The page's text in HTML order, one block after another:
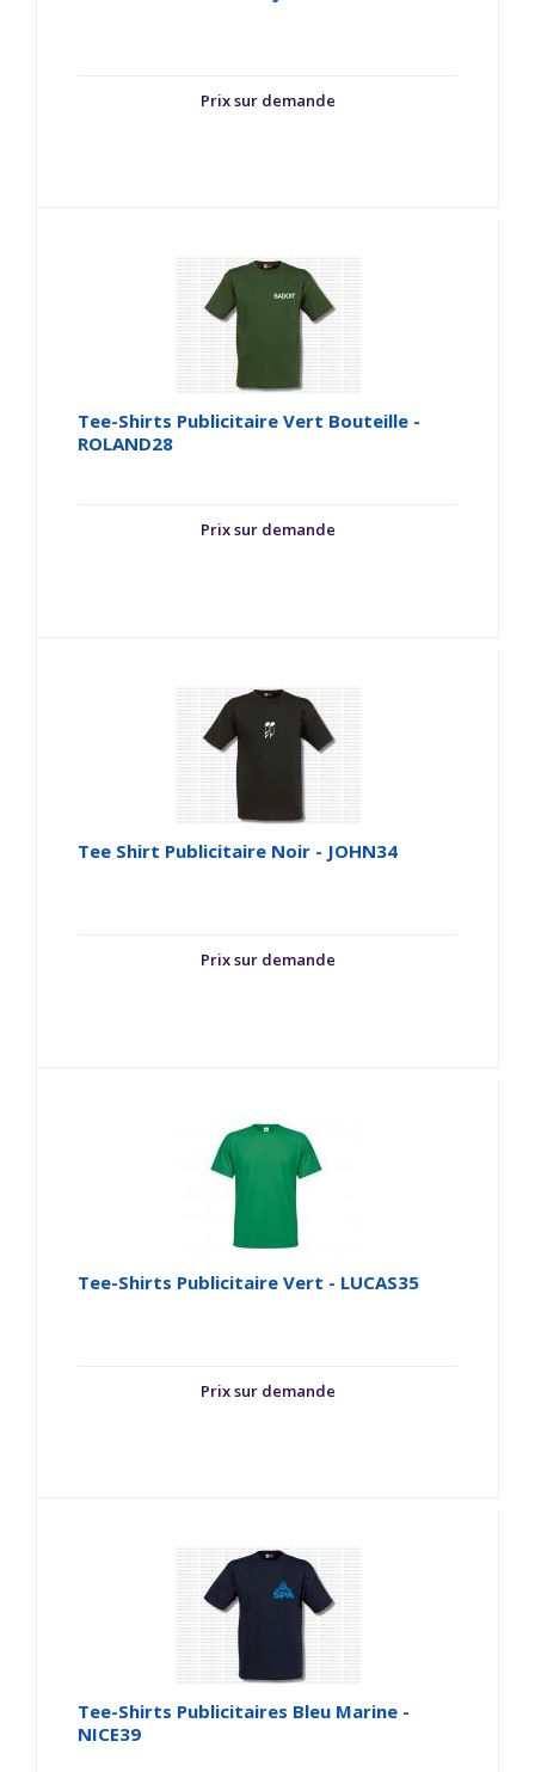
Prix sur demande
Tee-Shirts Publicitaire Vert Bouteille -
ROLAND28
Prix sur demande
Tee Shirt Publicitaire Noir - JOHN34
Prix sur demande
Tee-Shirts Publicitaire Vert - LUCAS35
Prix sur demande
Tee-Shirts Publicitaires Bleu Marine -
NICE39